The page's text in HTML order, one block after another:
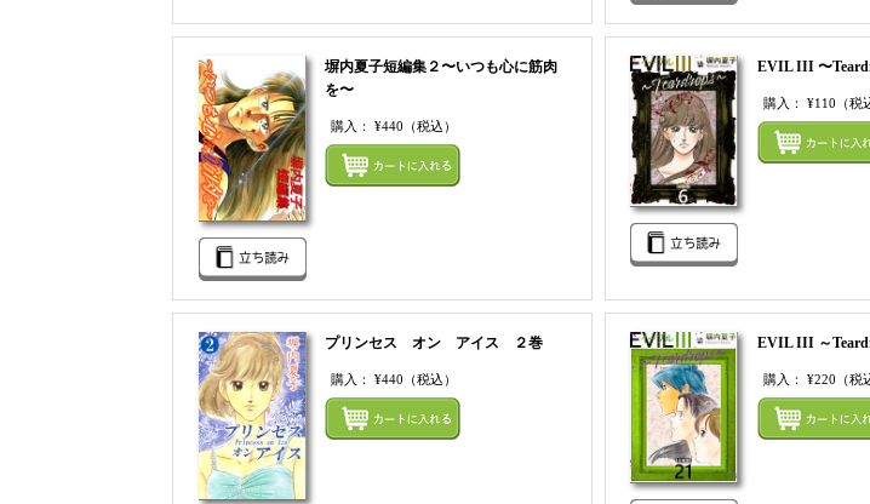
塀内夏子短編集２〜いつも心に筋肉
を〜
購入： ¥440 （税込）
まとめてカートにいれる
EVIL III 〜
購入： ¥110 （税
プリンセス オン アイス ２巻
購入： ¥440 （税込）
まとめてカートにいれる
EVIL III ～
購入： ¥220 （税